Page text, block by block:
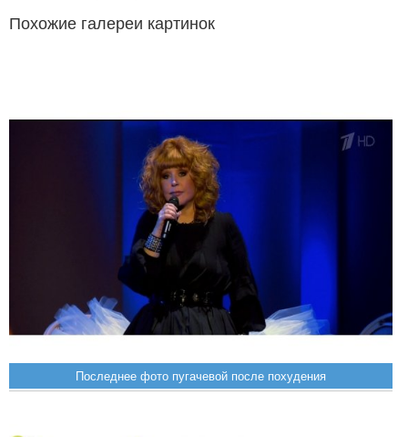
Похожие галереи картинок
Последнее фото пугачевой после похудения